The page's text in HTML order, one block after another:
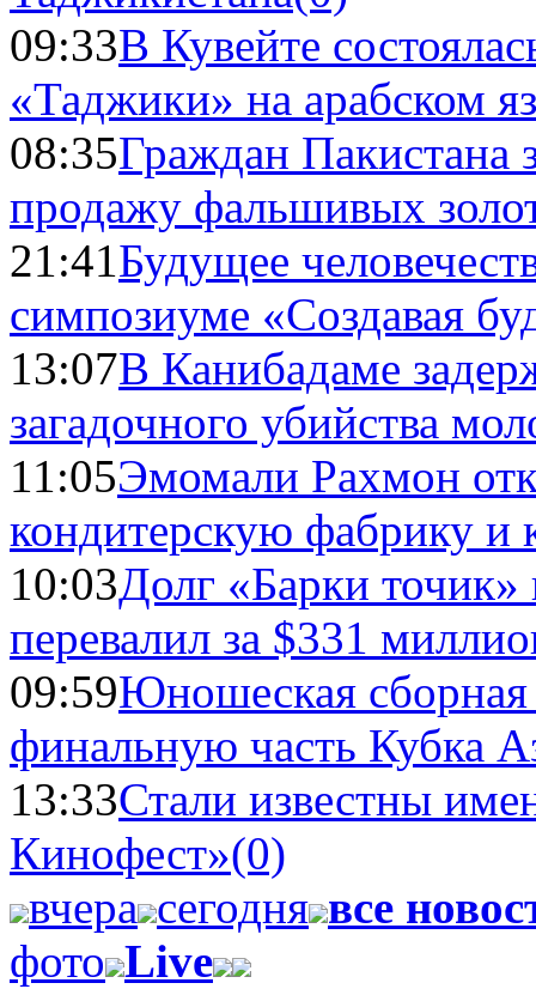
09:33В Кувейте
«Таджики» на арабском
08:35Граждан Пакистана
продажу фальшивых
21:41Будущее
симпозиуме «Создавая
13:07В Канибадаме
загадочного убийства
11:05Эмомали Рахмон
кондитерскую фабрику и
10:03Долг «Барки
перевалил за $331
09:59Юношеская
финальную часть Кубка
13:33Стали известны
Кинофест»(0)
вчера сегодня все
фото Live